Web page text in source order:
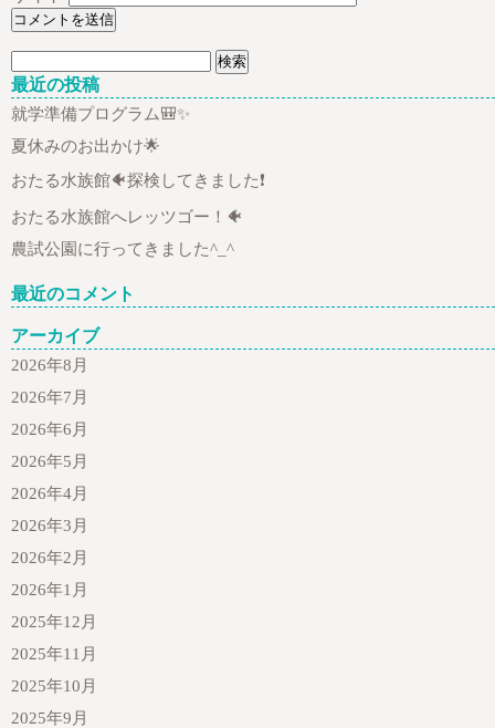
索:
最近の投稿
就学準備プログラム🎒✨
夏休みのお出かけ🌟
おたる水族館🐠探検してきました❗
おたる水族館へレッツゴー！🐠
農試公園に行ってきました^_^
最近のコメント
アーカイブ
2026年8月
2026年7月
2026年6月
2026年5月
2026年4月
2026年3月
2026年2月
2026年1月
2025年12月
2025年11月
2025年10月
2025年9月